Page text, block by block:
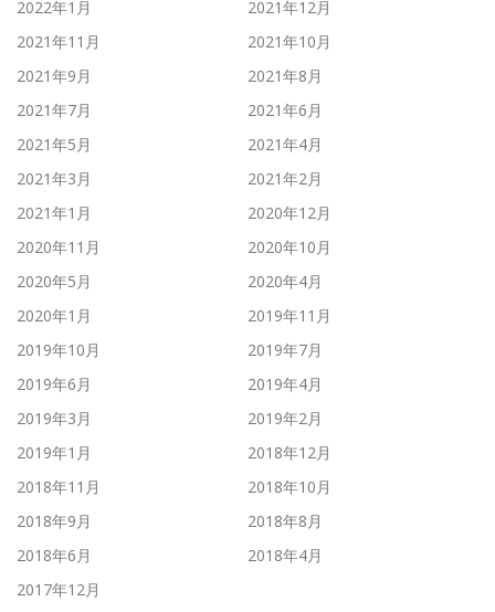
2022年1月
2021年12月
2021年11月
2021年10月
2021年9月
2021年8月
2021年7月
2021年6月
2021年5月
2021年4月
2021年3月
2021年2月
2021年1月
2020年12月
2020年11月
2020年10月
2020年5月
2020年4月
2020年1月
2019年11月
2019年10月
2019年7月
2019年6月
2019年4月
2019年3月
2019年2月
2019年1月
2018年12月
2018年11月
2018年10月
2018年9月
2018年8月
2018年6月
2018年4月
2017年12月